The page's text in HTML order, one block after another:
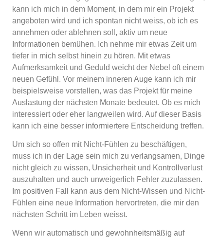
kann ich mich in dem Moment, in dem mir ein Projekt
angeboten wird und ich spontan nicht weiss, ob ich es
annehmen oder ablehnen soll, aktiv um neue
Informationen bemühen. Ich nehme mir etwas Zeit um
tiefer in mich selbst hinein zu hören. Mit etwas
Aufmerksamkeit und Geduld weicht der Nebel oft einem
neuen Gefühl. Vor meinem inneren Auge kann ich mir
beispielsweise vorstellen, was das Projekt für meine
Auslastung der nächsten Monate bedeutet. Ob es mich
interessiert oder eher langweilen wird. Auf dieser Basis
kann ich eine besser informiertere Entscheidung treffen.
Um sich so offen mit Nicht-Fühlen zu beschäftigen,
muss ich in der Lage sein mich zu verlangsamen, Dinge
nicht gleich zu wissen, Unsicherheit und Kontrollverlust
auszuhalten und auch unweigerlich Fehler zuzulassen.
Im positiven Fall kann aus dem Nicht-Wissen und Nicht-
Fühlen eine neue Information hervortreten, die mir den
nächsten Schritt im Leben weisst.
Wenn wir automatisch und gewohnheitsmäßig auf